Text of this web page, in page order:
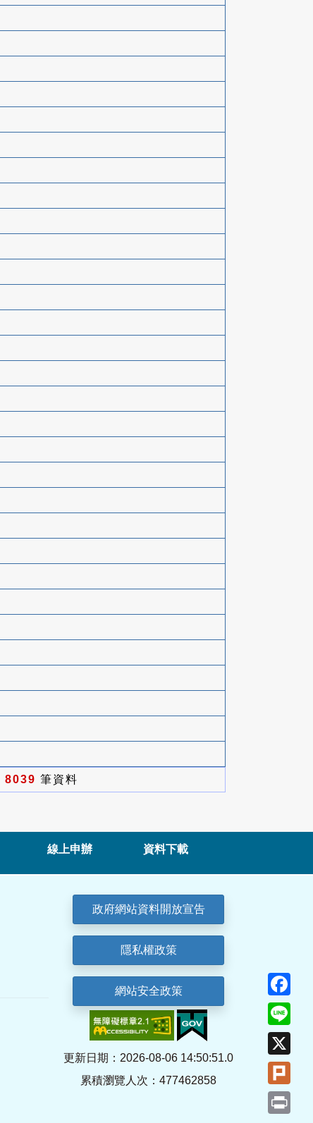
8039 筆資料
線上申辦 資料下載
政府網站資料開放宣告
隱私權政策
網站安全政策
更新日期：2026-08-06 14:50:51.0
累積瀏覽人次：477462858